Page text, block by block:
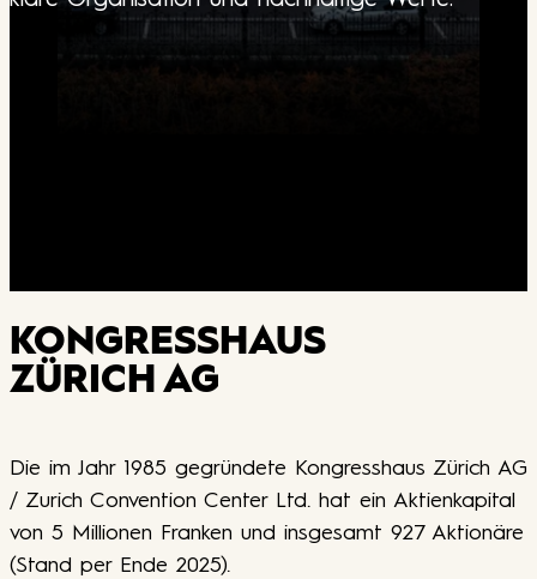
KONGRESSHAUS
ZÜRICH AG
Die im Jahr 1985 gegründete Kongresshaus Zürich AG
/ Zurich Convention Center Ltd. hat ein Aktienkapital
von 5 Millionen Franken und insgesamt 927 Aktionäre
(Stand per Ende 2025).